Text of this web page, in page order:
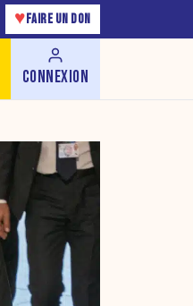
♥ FAIRE UN DON
CONNEXION